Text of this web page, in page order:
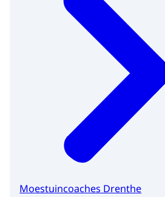
Moestuincoaches Drenthe